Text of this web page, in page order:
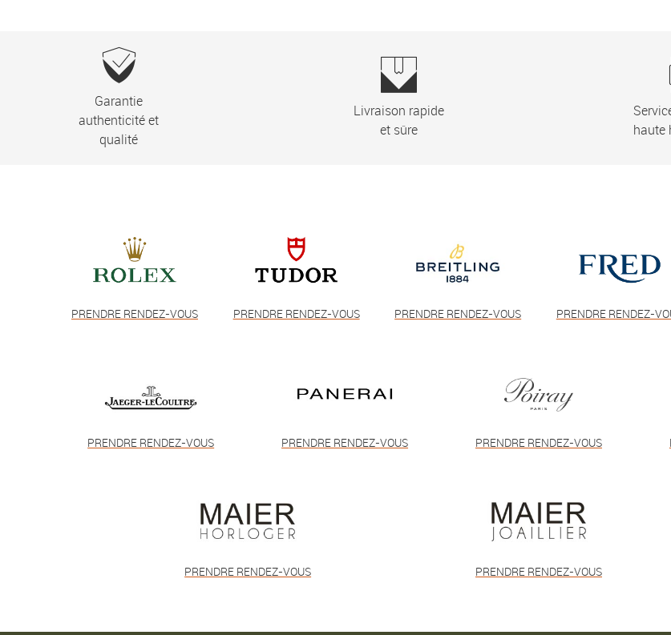
Garantie
authenticité et
qualité
Livraison rapide
et sûre
haute
PRENDRE RENDEZ-VOUS PRENDRE RENDEZ-VOUS PRENDRE RENDEZ-VOUS PRENDRE RENDEZ-
PRENDRE RENDEZ-VOUS PRENDRE RENDEZ-VOUS PRENDRE RENDEZ-VOUS
PRENDRE RENDEZ-VOUS PRENDRE RENDEZ-VOUS